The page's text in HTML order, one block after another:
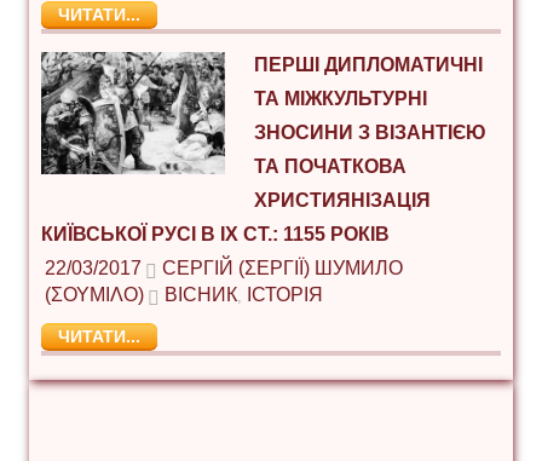
ЧИТАТИ...
ПЕРШІ ДИПЛОМАТИЧНІ
ТА МІЖКУЛЬТУРНІ
ЗНОСИНИ З ВІЗАНТІЄЮ
ТА ПОЧАТКОВА
ХРИСТИЯНІЗАЦІЯ
КИЇВСЬКОЇ РУСІ В ІХ СТ.: 1155 РОКІВ
22/03/2017
СЕРГІЙ (ΣΕΡΓΊΙ) ШУМИЛО
(ΣΟΥΜΊΛΟ)
ВІСНИК, ІСТОРІЯ
ЧИТАТИ...